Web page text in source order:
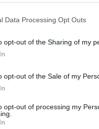
Data Processing Opt Outs
opt-out of the Sharing of my
opt-out of the Sale of my
opt-out of processing my
tău de afaceri;
parteneriat format
de afaceri,
în ultimele 12